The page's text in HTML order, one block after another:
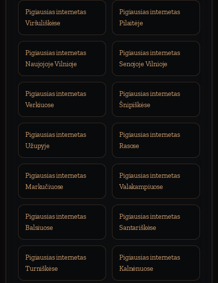
Pigiausias internetas
Viršuliškėse
Pigiausias internetas
Pilaitėje
Pigiausias internetas
Naujojoje Vilnioje
Pigiausias internetas
Senojoje Vilnioje
Pigiausias internetas
Verkiuose
Pigiausias internetas
Šnipiškėse
Pigiausias internetas
Užupyje
Pigiausias internetas
Rasose
Pigiausias internetas
Markučiuose
Pigiausias internetas
Valakampiuose
Pigiausias internetas
Balsiuose
Pigiausias internetas
Santariškėse
Pigiausias internetas
Turniškėse
Pigiausias internetas
Kalnėnuose